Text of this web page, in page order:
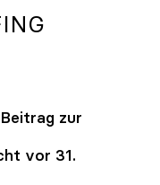
zur
vor 31.